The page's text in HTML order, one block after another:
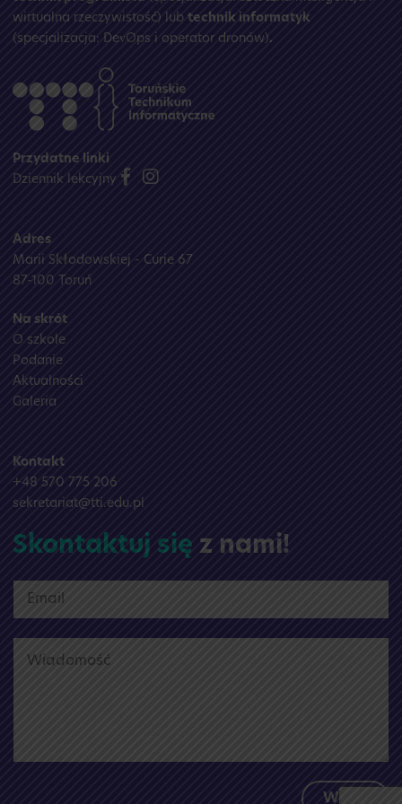
wirtualna rzeczywistość) lub technik informatyk
(specjalizacja: DevOps i operator dronów).
Przydatne linki
Dziennik lekcyjny
Adres
Marii Skłodowskiej - Curie 67
87-100 Toruń
Na skrót
O szkole
Podanie
Aktualności
Galeria
Kontakt
+48 570 775 206
sekretariat@tti.edu.pl
Skontaktuj się z nami!